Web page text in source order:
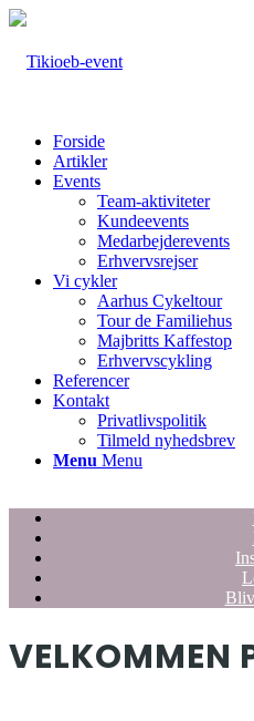
Forside
Artikler
Events
Team-aktiviteter
Kundeevents
Medarbejderevents
Erhvervsrejser
Vi cykler
Aarhus Cykeltour
Tour de Familiehus
Majbritts Kaffestop
Erhvervscykling
Referencer
Kontakt
Privatlivspolitik
Tilmeld nyhedsbrev
Menu Menu
VELKOMMEN